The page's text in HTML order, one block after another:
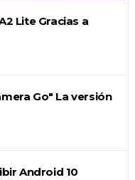
Lite Gracias a
Go" La versión
Android 10